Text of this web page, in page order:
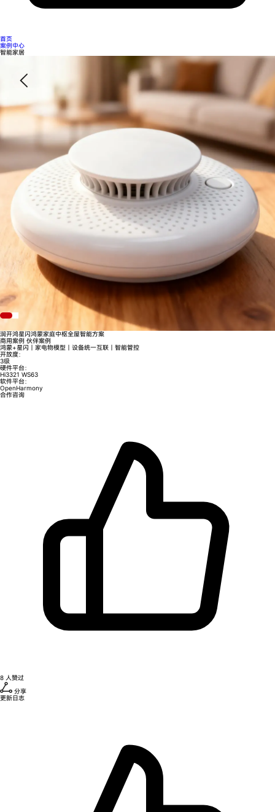
首页
案例中心
智能家居
润开鸿星闪鸿蒙家庭中枢全屋智能方案
商用案例 伙伴案例
鸿蒙+星闪｜家电物模型｜设备统一互联｜智能管控
开放度：
3级
硬件平台：
Hi3321 WS63
软件平台：
OpenHarmony
合作咨询
8 人赞过
分享
更新日志